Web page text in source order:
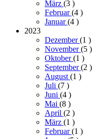
März (3 )
Februar(4 )
Januar(4 )
2023
Dezember(1 )
November(5 )
Oktober(1 )
September(2 )
August (1 )
Juli (7 )
Juni (4 )
Mai (8 )
April (2 )
März (1 )
Februar(1 )